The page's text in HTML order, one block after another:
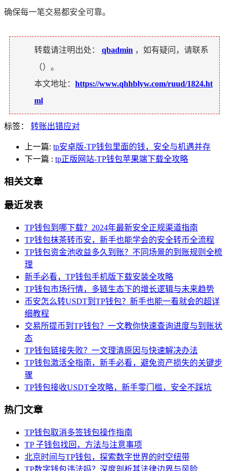
确保每一笔交易都安全可靠。
转载请注明出处： qbadmin ，如有疑问，请联系
（）。
本文地址： https://www.qhhblyw.com/ruud/1824.ht
ml
标签： 转账出错应对
上一篇: tp安卓版-TP钱包里面的钱，安全与机遇并存
下一篇 : tp正版网站-TP钱包苹果端下载全攻略
相关文章
最近发表
TP钱包到哪下载？2024年最新安全正规渠道指南
TP钱包抹茶转币安，新手也能学会的安全转币全流程
TP钱包资金池收益多久到账？不同场景的到账规则全梳
理
新手必看，TP钱包手机版下载安装全攻略
TP钱包市场行情，多链生态下的增长逻辑与未来趋势
币安怎么转USDT到TP钱包？新手也能一看就会的超详
细教程
交易所提币到TP钱包？一文教你快速查询进度与到账状
态
TP钱包链接失败？一文理清原因与快速解决办法
TP钱包激活全指南，新手必看，避免资产损失的关键步
骤
TP钱包接收USDT全攻略，新手零门槛，安全不踩坑
热门文章
TP钱包取消多签钱包操作指南
TP 子钱包找回，方法与注意事项
北京时间与TP钱包，探索数字世界的时空纽带
TP数字钱包违法吗？深度剖析其法律边界与风险